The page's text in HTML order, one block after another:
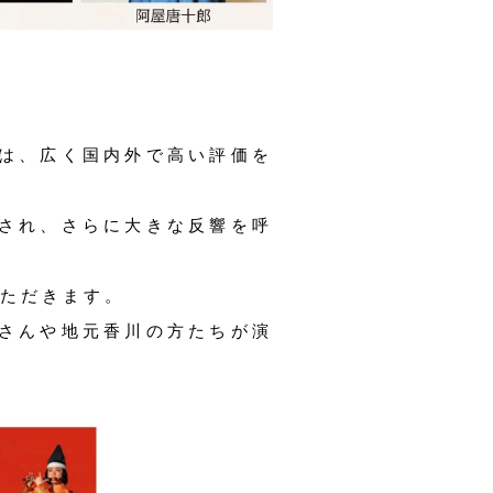
、広く国内外で高い評価を
れ、さらに大きな反響を呼
だきます。
んや地元香川の方たちが演